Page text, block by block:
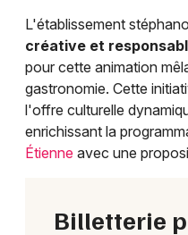
L'établissement
créative et
pour cette animation
gastronomie. Cette
l'offre culturelle
enrichissant la
Étienne avec une
Billetterie